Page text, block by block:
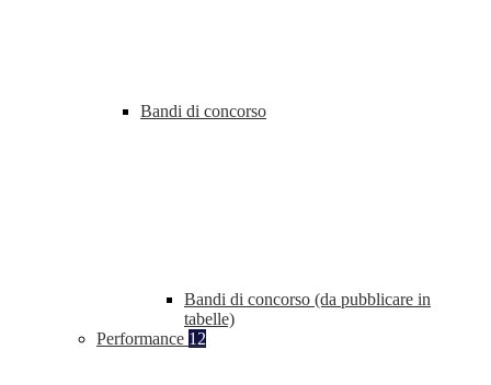
Bandi di concorso
Bandi di concorso (da pubblicare in
tabelle)
Performance 12